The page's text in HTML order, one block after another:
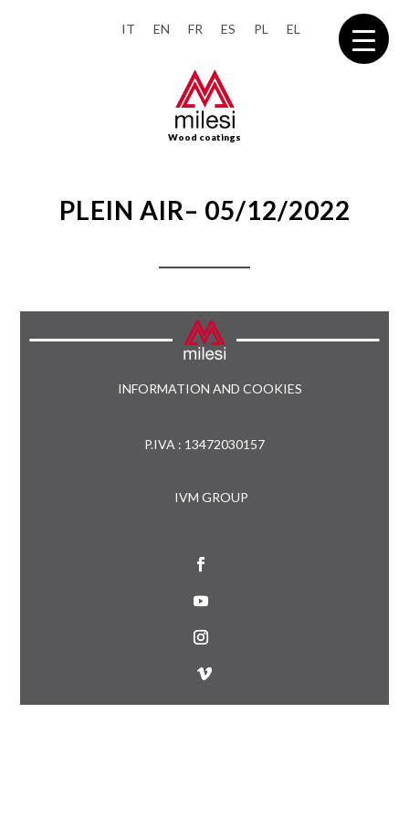
IT EN FR ES PL EL
Wood coatings
PLEIN AIR– 05/12/2022
INFORMATION AND COOKIES
P.IVA : 13472030157
IVM GROUP